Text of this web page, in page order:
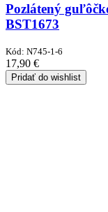
Pozlátený
BST1673
Kód: N745-1-6
17,90 €
Pridať do wishlist